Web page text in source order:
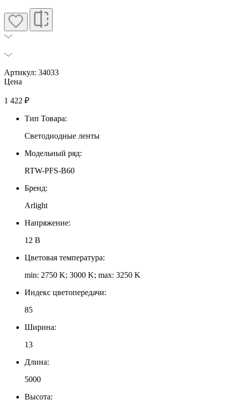
Артикул: 34033
Цена
1 422 ₽
Тип Товара:
Светодиодные ленты
Модельный ряд:
RTW-PFS-B60
Бренд:
Arlight
Напряжение:
12 В
Цветовая температура:
min: 2750 K; 3000 K; max: 3250 K
Индекс цветопередачи:
85
Ширина:
13
Длина:
5000
Высота: